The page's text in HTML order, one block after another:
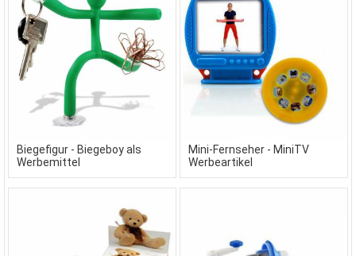
Biegefigur - Biegeboy als
Werbemittel
Mini-Fernseher - MiniTV
Werbeartikel